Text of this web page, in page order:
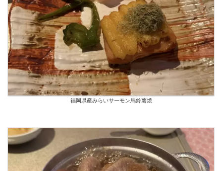
福岡県産みらいサーモン馬鈴薯焼